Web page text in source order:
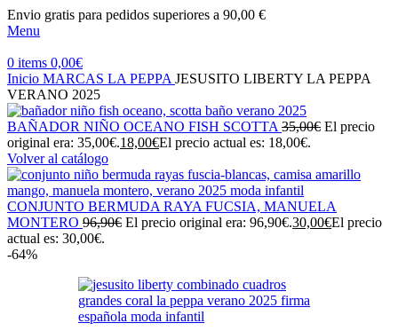
Envio gratis para pedidos superiores a 90,00 €
Menu
0 items 0,00€
Inicio MARCAS LA PEPPA JESUSITO LIBERTY LA PEPPA
VERANO 2025
BAÑADOR NIÑO OCEANO FISH SCOTTA 35,00€ El precio
original era: 35,00€.18,00€El precio actual es: 18,00€.
Volver al catálogo
CONJUNTO BERMUDA RAYA FUCSIA, MANUELA
MONTERO 96,90€ El precio original era: 96,90€.30,00€El precio
actual es: 30,00€.
-64%